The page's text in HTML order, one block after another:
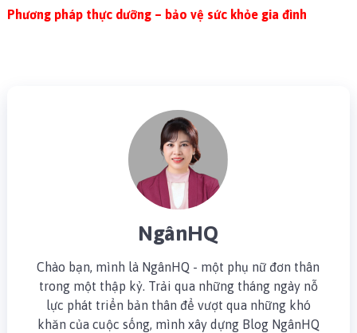
Phương pháp thực dưỡng – bảo vệ sức khỏe gia đình
NgânHQ
Chào bạn, mình là NgânHQ - một phụ nữ đơn thân
trong một thập kỷ. Trải qua những tháng ngày nỗ
lực phát triển bản thân để vượt qua những khó
khăn của cuộc sống, mình xây dựng Blog NgânHQ